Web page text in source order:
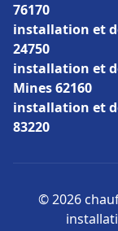
76170
installation et
24750
installation et
Mines 62160
installation et
83220
© 2026